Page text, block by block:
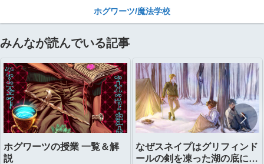
ホグワーツ/魔法学校
みんなが読んでいる記事
ホグワーツの授業 一覧＆解
説
なぜスネイプはグリフィンド
ールの剣を凍った湖の底に置